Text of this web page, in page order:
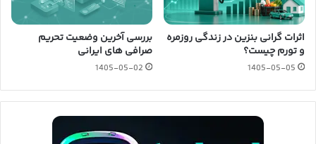
اثرات گرانی بنزین در زندگی روزمره
و تورم چیست؟
1405-05-05
بررسی آخرین وضعیت تحریم
صرافی های ایرانی
1405-05-02